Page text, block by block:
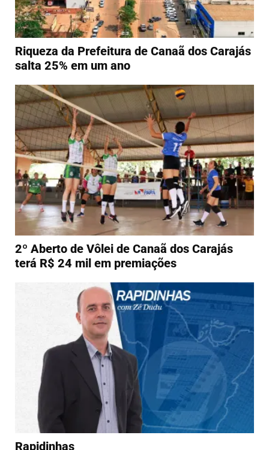
Riqueza da Prefeitura de Canaã dos Carajás
salta 25% em um ano
2º Aberto de Vôlei de Canaã dos Carajás
terá R$ 24 mil em premiações
Rapidinhas